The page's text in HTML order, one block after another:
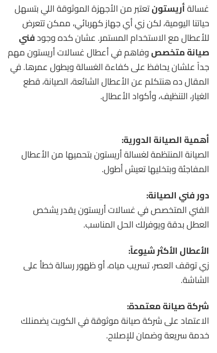
غسالةأريستونتعتبر من الأجهزة الموثوقة اللي بتسهل
حياتنا اليومية، لكن زي أي جهاز كهربائي، ممكن تتعرض
للأعطال مع الاستخدام المستمر. عشان كده وجودفني
صيانة متخصصوفاهم في أعطال غسالات أريستون مهم
جداً علشان يحافظ على كفاءة الغسالة ويطول عمرها. في
المقال ده هنتكلم عن الأعطال الشائعة، الصيانة، قطع
الغيار، التنظيف، وأكواد الأعطال.
أهمية الصيانة الدورية:
الصيانة المنتظمة لغسالة أريستون بتحميها من الأعطال
المفاجئة وبتخليها تعيش أطول.
دور فني الصيانة:
الفني المتخصص في غسالات أريستون يقدر يشخص
العطل بدقة ويوفرلك الحل المناسب.
الأعطال الأكثر شيوعاً:
زي توقف العصر، تسريب مياه، أو ظهور رسالة خطأ على
الشاشة.
شركة صيانة معتمدة:
الاعتماد على شركة صيانة موثوقة في الكويت يضمنلك
خدمة سريعة وضمان للإصلاح.